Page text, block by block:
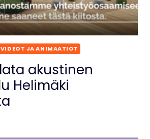
VIDEOT JA ANIMAATIOT
akustinen
Helimäki